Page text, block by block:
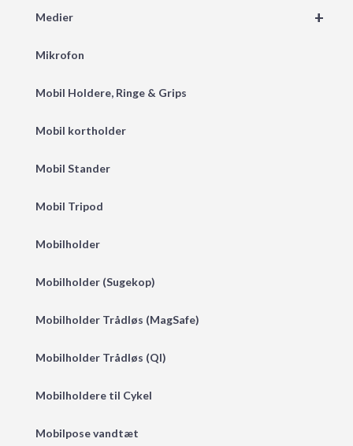
+
Medier
Mikrofon
Mobil Holdere, Ringe & Grips
Mobil kortholder
Mobil Stander
Mobil Tripod
Mobilholder
Mobilholder (Sugekop)
Mobilholder Trådløs (MagSafe)
Mobilholder Trådløs (QI)
Mobilholdere til Cykel
Mobilpose vandtæt